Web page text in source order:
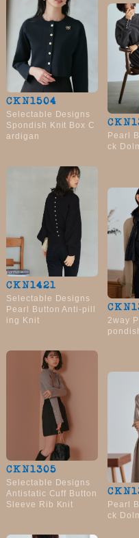
CKN1504
Selectable Designs
Spondish Knit Box C
ardigan
Pearl
ck
CKN1421
Selectable Designs
Pearl Button Anti-pill
ing Knit
2way
CKN1305
Selectable Designs
Antistatic Cuff Button
Sleeve Rib Knit
Pearl
ck